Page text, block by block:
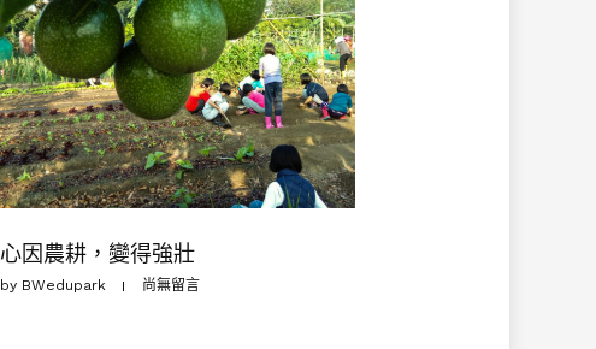
心因農耕，變得強壯
by BWedupark 尚無留言